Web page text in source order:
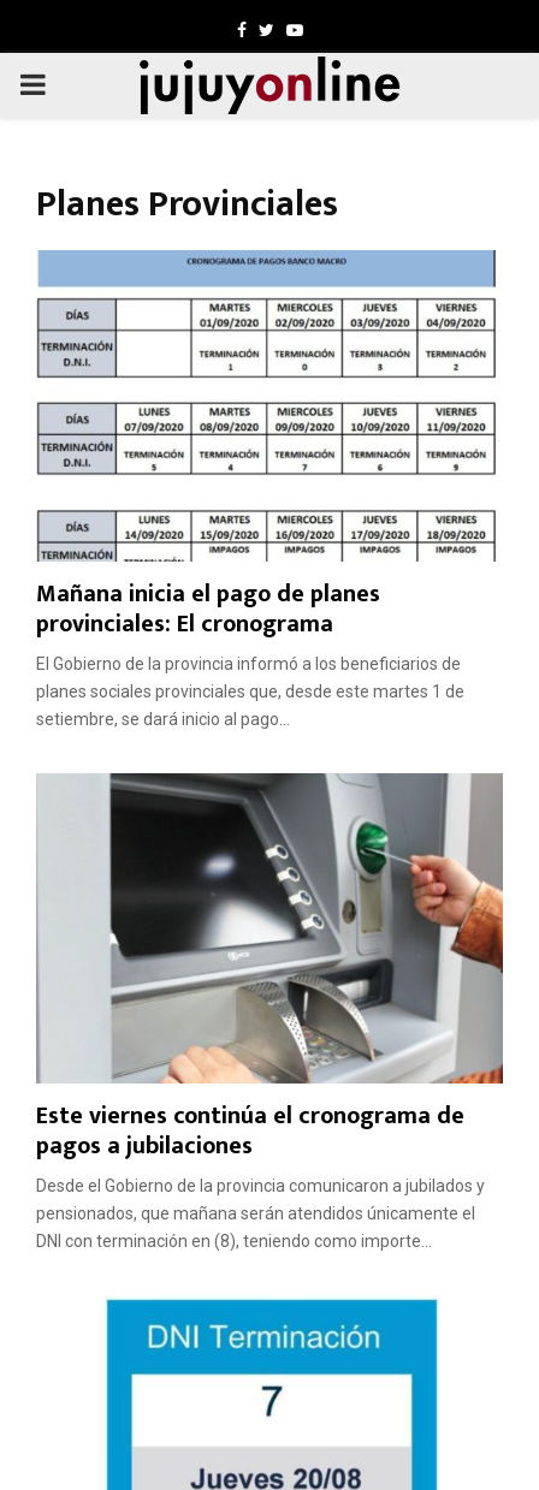
Facebook
TwitterYoutube
PRIMARY
Planes Provinciales
Mañana inicia el pago de planes
provinciales: El cronograma
El Gobierno de la provincia informó a los beneficiarios de
planes sociales provinciales que, desde este martes 1 de
setiembre, se dará inicio al pago...
Este viernes continúa el cronograma de
pagos a jubilaciones
Desde el Gobierno de la provincia comunicaron a jubilados y
pensionados, que mañana serán atendidos únicamente el
DNI con terminación en (8), teniendo como importe...